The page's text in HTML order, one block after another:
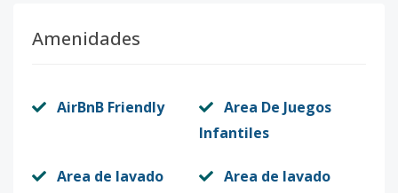
Amenidades
AirBnB Friendly
Area De Juegos
Infantiles
Area de lavado Area de lavado